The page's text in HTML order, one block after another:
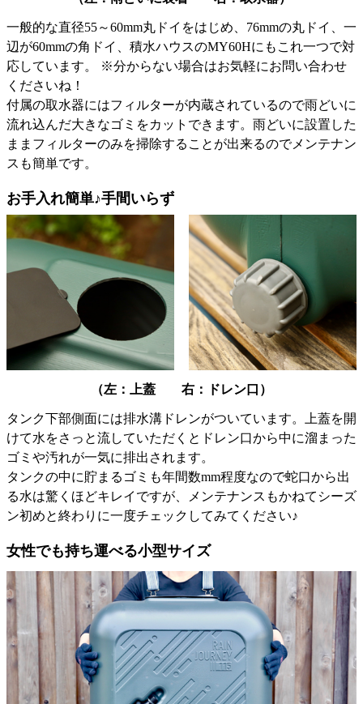
一般的な直径55～60mm丸ドイをはじめ、76mmの丸ドイ、一
辺が60mmの角ドイ、積水ハウスのMY60Hにもこれ一つで対
応しています。 ※分からない場合はお気軽にお問い合わせ
くださいね！
付属の取水器にはフィルターが内蔵されているので雨どいに
流れ込んだ大きなゴミをカットできます。雨どいに設置した
ままフィルターのみを掃除することが出来るのでメンテナン
スも簡単です。
お手入れ簡単♪手間いらず
（左：上蓋 右：ドレン口）
タンク下部側面には排水溝ドレンがついています。上蓋を開
けて水をさっと流していただくとドレン口から中に溜まった
ゴミや汚れが一気に排出されます。
タンクの中に貯まるゴミも年間数mm程度なので蛇口から出
る水は驚くほどキレイですが、メンテナンスもかねてシーズ
ン初めと終わりに一度チェックしてみてください♪
女性でも持ち運べる小型サイズ